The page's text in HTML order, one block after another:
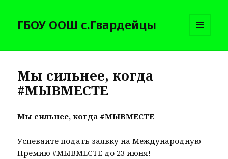
ГБОУ ООШ с.Гвардейцы
И
Мы сильнее, когда
#МЫВМЕСТЕ
Мы сильнее, когда #МЫВМЕСТЕ
Успевайте подать заявку на Международную
Премию #МЫВМЕСТЕ до 23 июня!